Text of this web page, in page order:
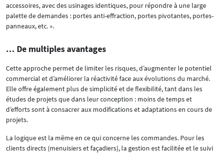
accessoires, avec des usinages identiques, pour répondre à une large
palette de demandes : portes anti-effraction, portes pivotantes, portes-
panneaux, etc. ».
… De multiples avantages
Cette approche permet de limiter les risques, d’augmenter le potentiel
commercial et d’améliorer la réactivité face aux évolutions du marché.
Elle offre également plus de simplicité et de flexibilité, tant dans les
études de projets que dans leur conception : moins de temps et
d’efforts sont à consacrer aux modifications et adaptations en cours de
projets.
La logique est la même en ce qui concerne les commandes. Pour les
clients directs (menuisiers et façadiers), la gestion est facilitée et le suivi